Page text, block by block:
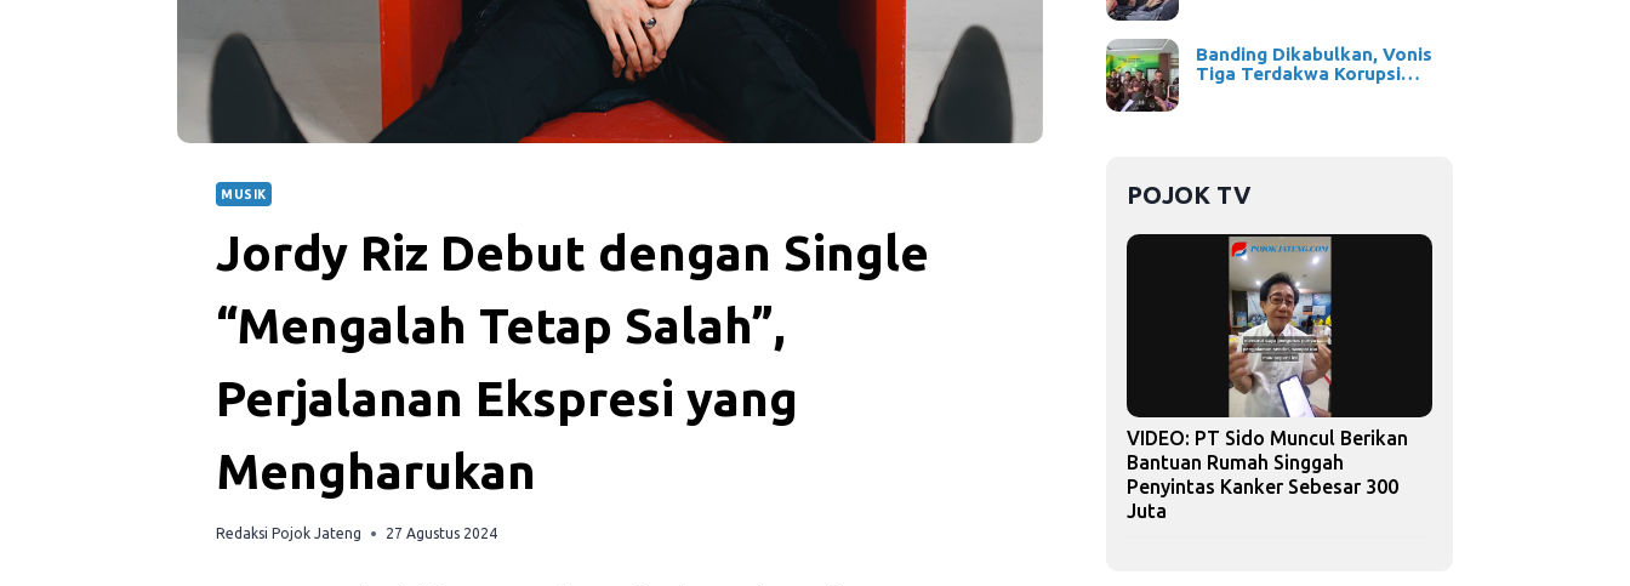
MUSIK
Jordy Riz Debut dengan Single
“Mengalah Tetap Salah”,
Perjalanan Ekspresi yang
Mengharukan
Redaksi Pojok Jateng 27 Agustus 2024
Banding Dikabulkan, Vonis
Tiga Terdakwa Korupsi…
POJOK TV
VIDEO: PT Sido Muncul Berikan
Bantuan Rumah Singgah
Penyintas Kanker Sebesar 300
Juta